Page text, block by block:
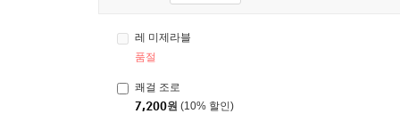
레 미제라블
품절
쾌걸 조로
7,200원 (10% 할인)